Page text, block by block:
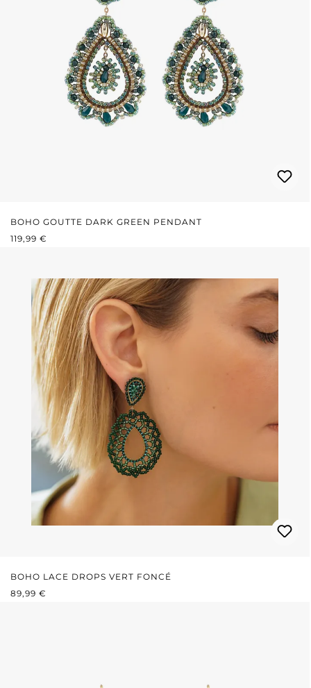
BOHO GOUTTE DARK GREEN PENDANT
PRIX RÉGULIER :
119,99 €
BOHO LACE DROPS VERT FONCÉ
PRIX RÉGULIER :
89,99 €